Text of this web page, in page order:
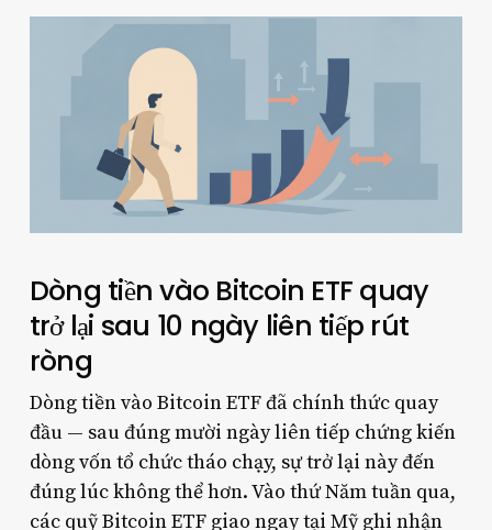
Dòng tiền vào Bitcoin ETF quay
trở lại sau 10 ngày liên tiếp rút
ròng
Dòng tiền vào Bitcoin ETF đã chính thức quay
đầu — sau đúng mười ngày liên tiếp chứng kiến
dòng vốn tổ chức tháo chạy, sự trở lại này đến
đúng lúc không thể hơn. Vào thứ Năm tuần qua,
các quỹ Bitcoin ETF giao ngay tại Mỹ ghi nhận